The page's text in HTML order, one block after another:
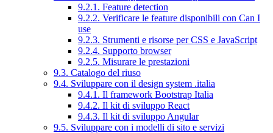
9.2.1. Feature detection
9.2.2. Verificare le feature disponibili con Can I
use
9.2.3. Strumenti e risorse per CSS e JavaScript
9.2.4. Supporto browser
9.2.5. Misurare le prestazioni
9.3. Catalogo del riuso
9.4. Sviluppare con il design system .italia
9.4.1. Il framework Bootstrap Italia
9.4.2. Il kit di sviluppo React
9.4.3. Il kit di sviluppo Angular
9.5. Sviluppare con i modelli di sito e servizi